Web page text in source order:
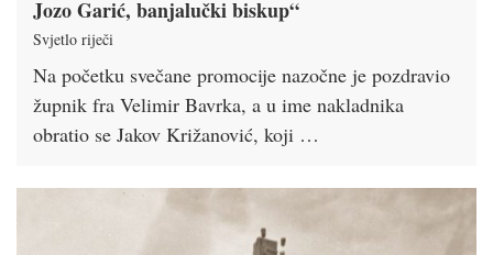
Jozo Garić, banjalučki biskup“
Svjetlo riječi
Na početku svečane promocije nazočne je pozdravio
župnik fra Velimir Bavrka, a u ime nakladnika
obratio se Jakov Križanović, koji …